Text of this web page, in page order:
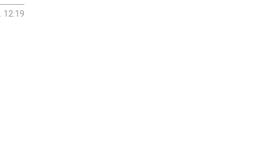
12:19